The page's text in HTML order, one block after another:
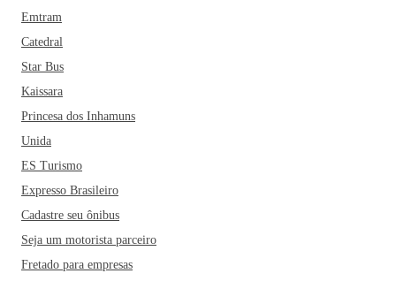
Emtram
Catedral
Star Bus
Kaissara
Princesa dos Inhamuns
Unida
ES Turismo
Expresso Brasileiro
Cadastre seu ônibus
Seja um motorista parceiro
Fretado para empresas